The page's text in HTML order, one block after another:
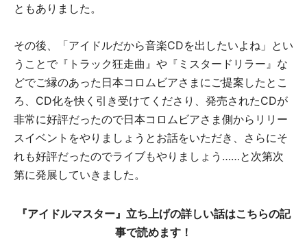
ともありました。
その後、「アイドルだから音楽CDを出したいよね」とい
うことで『トラック狂走曲』や『ミスタードリラー』な
どでご縁のあった日本コロムビアさまにご提案したとこ
ろ、CD化を快く引き受けてくださり、発売されたCDが
非常に好評だったので日本コロムビアさま側からリリー
スイベントをやりましょうとお話をいただき、さらにそ
れも好評だったのでライブもやりましょう……と次第次
第に発展していきました。
『アイドルマスター』立ち上げの詳しい話はこちらの記
事で読めます！